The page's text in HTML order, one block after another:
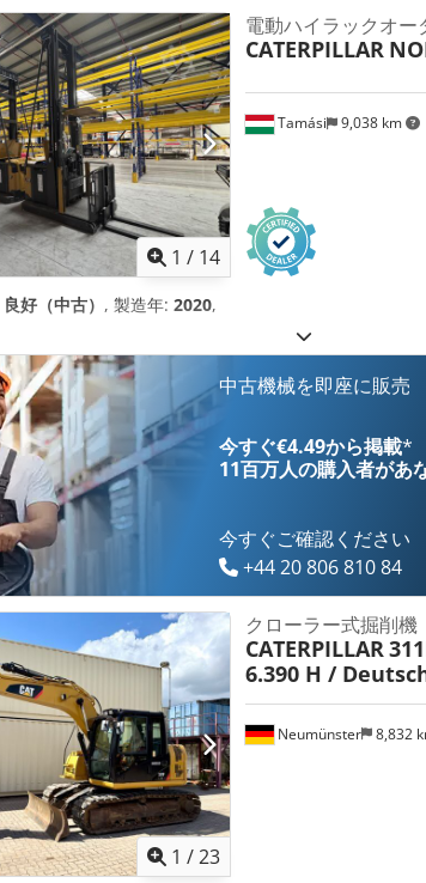
1 / 14
Tamási 9,038 km
電動ハイラックオー
CATERPILLAR
良好（中古） , 製造年: 2020,
中古機械を即座に販売
今すぐ€4.49から掲載*
11百万人の購入者があ
今すぐご確認ください
+44 20 806 810 84
1 /23
Neumünster 8,832
クローラー式掘削機
CATERPILLAR
6.390 H /